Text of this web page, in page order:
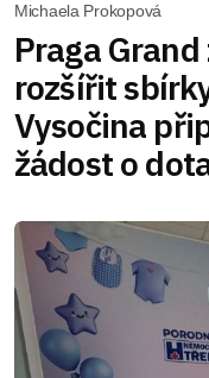
Michaela Prokopová
Praga
rozšířit
Vysočina
žádost o